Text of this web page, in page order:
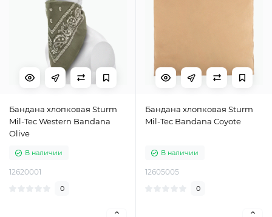
Бандана хлопковая Sturm
Mil-Tec Western Bandana
Olive
В наличии
12620001
0
Бандана хлопковая Sturm
Mil-Tec Bandana Coyote
В наличии
12605005
0